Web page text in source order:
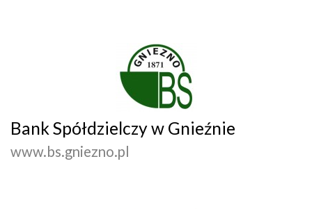
Bank Spółdzielczy w Gnieźnie
www.bs.gniezno.pl